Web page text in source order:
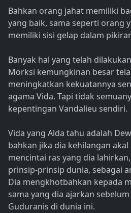
Bahkan orang jahat memiliki
yang baik, sama seperti orang
memiliki sisi gelap dalam
Banyak hal yang telah
Morksi kemungkinan besar
meningkatkan kekuatannya
agama Vida. Tapi tidak
kepentingan Vandalieu sendiri.
Vida yang Alda tahu adalah
bahkan jika dia kehilangan akal
mencintai ras yang dia
prinsip-prinsip dunia, sebagai
Dia mengkhotbahkan kepada
sama yang dia ajarkan
Guduranis di dunia ini.